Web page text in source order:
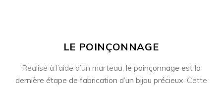
LE POINÇONNAGE
Réalisé à l’aide d’un marteau, le poinçonnage est la
dernière étape de fabrication d’un bijou précieux. Cette